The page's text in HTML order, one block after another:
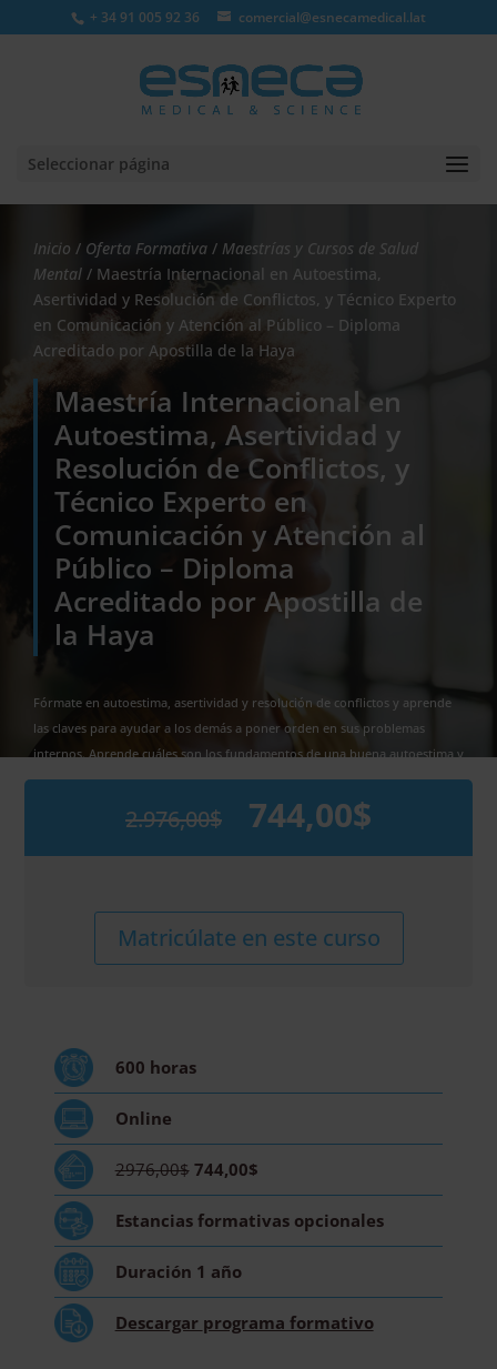
+ 34 91 005 92 36 comercial@esnecamedical.lat
Seleccionar página
Inicio / Oferta Formativa / Maestrías y Cursos de Salud
Mental / Maestría Internacional en Autoestima,
Asertividad y Resolución de Conflictos, y Técnico Experto
en Comunicación y Atención al Público – Diploma
Acreditado por Apostilla de la Haya
Maestría Internacional en
Autoestima, Asertividad y
Resolución de Conflictos, y
Técnico Experto en
Comunicación y Atención al
Público – Diploma
Acreditado por Apostilla de
la Haya
Fórmate en autoestima, asertividad y resolución de conflictos y aprende
las claves para ayudar a los demás a poner orden en sus problemas
internos. Aprende cuáles son los fundamentos de una buena autoestima y
cómo ser más asertivo con la especialización de Esneca Medical & Science.
2.976,00$
2.976,00$.
744,00$
744,00$.
Internacional
Resolución
Conflictos,
Técnico
en
Matricúlate en este curso
600 horas
Online
2976,00$ 744,00$
Estancias formativas opcionales
Duración 1 año
Descargar programa formativo